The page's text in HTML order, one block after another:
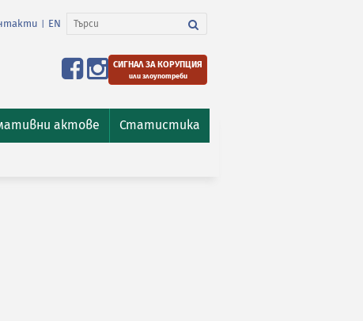
EN
СИГНАЛ ЗА КОРУПЦИЯ
или злоупотреби
актове Статистика